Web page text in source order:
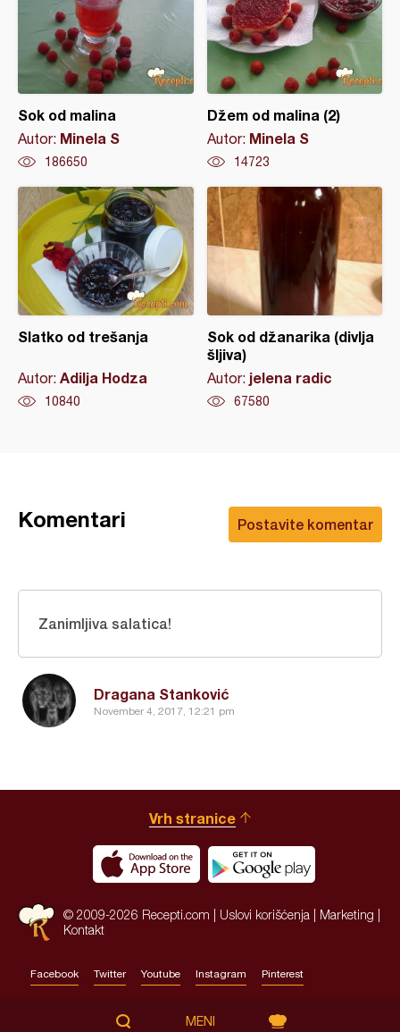
Sok od malina
Autor: Minela S
186650
Džem od malina (2)
Autor: Minela S
14723
Slatko od trešanja
Autor: Adilja Hodza
10840
Sok od džanarika (divlja
šljiva)
Autor: jelena radic
67580
Postavite komentar
Komentari
Dragana Stanković
November 4, 2017, 12:21 pm
Zanimljiva salatica!
Vrh stranice
© 2009-2026 Recepti.com | Uslovi korišćenja Marketing
Kontakt
Facebook Twitter Youtube Instagram Pinterest